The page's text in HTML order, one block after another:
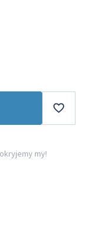
my!